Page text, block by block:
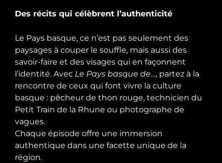
Des récits qui célèbrent l’authenticité
Le Pays basque, ce n’est pas seulement des
paysages à couper le souffle, mais aussi des
savoir-faire et des visages qui en façonnent
l’identité. Avec Le Pays basque de…, partez à la
rencontre de ceux qui font vivre la culture
basque : pêcheur de thon rouge, technicien du
Petit Train de la Rhune ou photographe de
vagues.
Chaque épisode offre une immersion
authentique dans une facette unique de la
région.